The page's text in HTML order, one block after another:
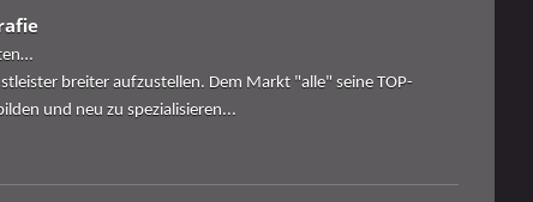
breiter aufzustellen. Dem Markt "alle" seine TOP-
und neu zu spezialisieren...